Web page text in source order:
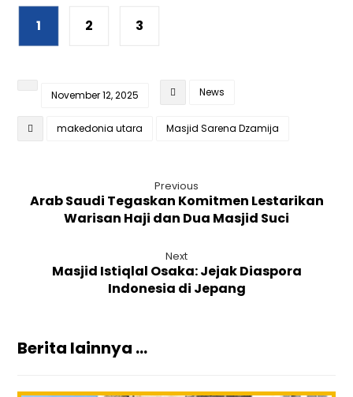
1 2 3
November 12, 2025 News
makedonia utara Masjid Sarena Dzamija
Previous
Arab Saudi Tegaskan Komitmen Lestarikan
Warisan Haji dan Dua Masjid Suci
Next
Masjid Istiqlal Osaka: Jejak Diaspora
Indonesia di Jepang
Berita lainnya ...